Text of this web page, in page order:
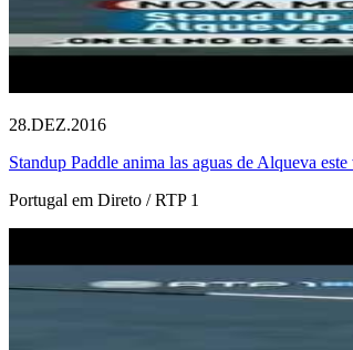
28.DEZ.2016
Standup Paddle anima las aguas de Alqueva este
Portugal em Direto / RTP 1